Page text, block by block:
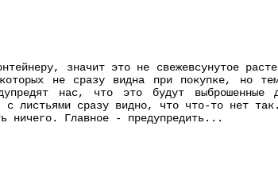
значит это не свежевсунутое
не сразу видна при покупке, но
нас, что это будут выброшенные
с листьями сразу видно, что что-то нет так.
ничего. Главное - предупредить...